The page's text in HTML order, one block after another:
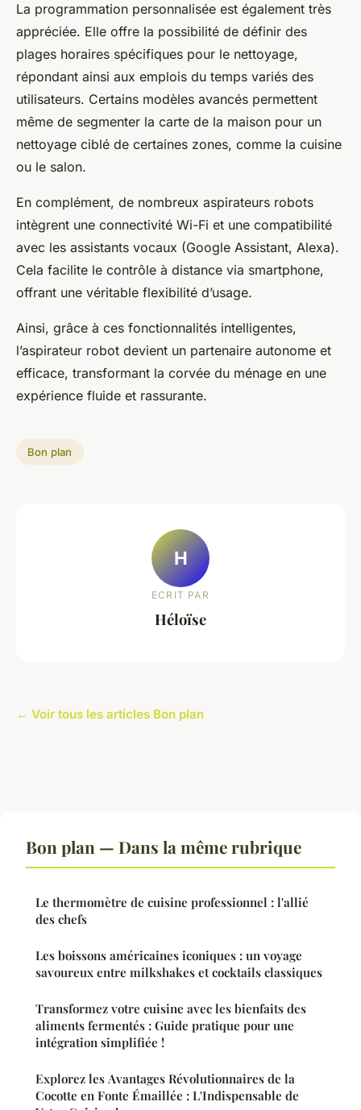
La programmation personnalisée est également très
appréciée. Elle offre la possibilité de définir des
plages horaires spécifiques pour le nettoyage,
répondant ainsi aux emplois du temps variés des
utilisateurs. Certains modèles avancés permettent
même de segmenter la carte de la maison pour un
nettoyage ciblé de certaines zones, comme la cuisine
ou le salon.
En complément, de nombreux aspirateurs robots
intègrent une connectivité Wi-Fi et une compatibilité
avec les assistants vocaux (Google Assistant, Alexa).
Cela facilite le contrôle à distance via smartphone,
offrant une véritable flexibilité d’usage.
Ainsi, grâce à ces fonctionnalités intelligentes,
l’aspirateur robot devient un partenaire autonome et
efficace, transformant la corvée du ménage en une
expérience fluide et rassurante.
Bon plan
H
ECRIT PAR
Héloïse
← Voir tous les articles Bon plan
Bon plan — Dans la même rubrique
Le thermomètre de cuisine professionnel : l'allié
des chefs
Les boissons américaines iconiques : un voyage
savoureux entre milkshakes et cocktails classiques
Transformez votre cuisine avec les bienfaits des
aliments fermentés : Guide pratique pour une
intégration simplifiée !
Explorez les Avantages Révolutionnaires de la
Cocotte en Fonte Émaillée : L'Indispensable de